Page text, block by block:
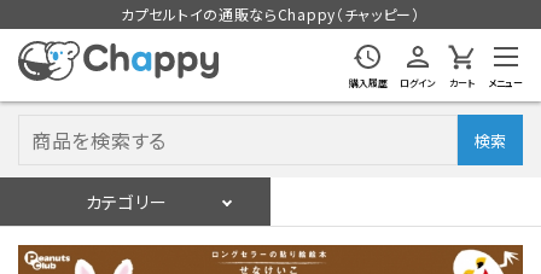
カプセルトイの通販ならChappy（チャッピー）
購入履歴 ログイン カート メニュー
検索
カテゴリー
ログイン 会員登録